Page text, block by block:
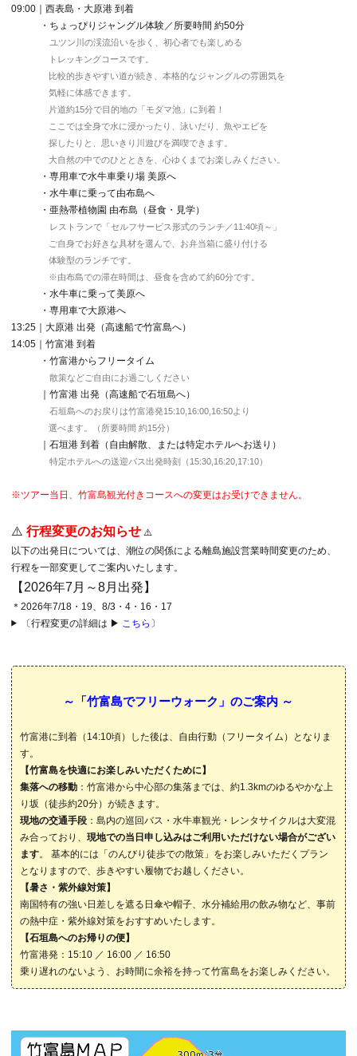
09:00｜西表島・大原港 到着
・ちょっぴりジャングル体験／所要時間 約50分
ユツン川の渓流沿いを歩く、初心者でも楽しめる
トレッキングコースです。
比較的歩きやすい道が続き、本格的なジャングルの雰囲気を
気軽に体感できます。
片道約15分で目的地の「モダマ池」に到着！
ここでは全身で水に浸かったり、泳いだり、魚やエビを
探したりと、思いきり川遊びを満喫できます。
大自然の中でのひとときを、心ゆくまでお楽しみください。
・専用車で水牛車乗り場 美原へ
・水牛車に乗って由布島へ
・亜熱帯植物園 由布島（昼食・見学）
レストランで「セルフサービス形式のランチ／11:40頃～」
ご自身でお好きな具材を選んで、お弁当箱に盛り付ける
体験型のランチです。
※由布島での滞在時間は、昼食を含めて約60分です。
・水牛車に乗って美原へ
・専用車で大原港へ
13:25｜大原港 出発（高速船で竹富島へ）
14:05｜竹富港 到着
・竹富港からフリータイム
散策などご自由にお過ごしください
｜竹富港 出発（高速船で石垣島へ）
石垣島へのお戻りは竹富港発15:10,16:00,16:50より
選べます。（所要時間 約15分）
｜石垣港 到着（自由解散、または特定ホテルへお送り）
特定ホテルへの送迎バス出発時刻（15:30,16:20,17:10）
※ツアー当日、竹富島観光付きコースへの変更はお受けできません。
⚠️行程変更のお知らせ ⚠️
以下の出発日については、潮位の関係による離島施設営業時間変更のため、
行程を一部変更してご案内いたします。
【2026年7月～8月出発】
＊2026年7/18・19、8/3・4・16・17
〔行程変更の詳細は ▶ こちら 〕
～「竹富島でフリーウォーク」のご案内 ～
竹富港に到着（14:10頃）した後は、自由行動（フリータイム）となりま
す。
【竹富島を快適にお楽しみいただくために】
集落への移動 ：竹富港から中心部の集落までは、約1.3kmのゆるやかな上
り坂（徒歩約20分）が続きます。
現地の交通手段 ：島内の巡回バス・水牛車観光・レンタサイクルは大変混
み合っており、現地での当日申し込みはご利用いただけない場合がござい
ます。 基本的には「のんびり徒歩での散策」をお楽しみいただくプラン
となりますので、歩きやすい履物でお越しください。
【暑さ・紫外線対策】
南国特有の強い日差しを遮る日傘や帽子、水分補給用の飲み物など、事前
の熱中症・紫外線対策をおすすめいたします。
【石垣島へのお帰りの便】
竹富港発：15:10 ／ 16:00 ／ 16:50
乗り遅れのないよう、お時間に余裕を持って竹富島をお楽しみください。